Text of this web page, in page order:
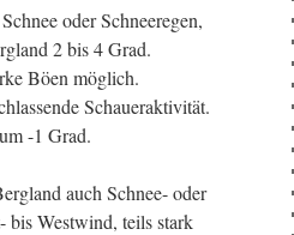
oder Schneeregen,
2 bis 4 Grad.
Böen möglich.
Schaueraktivität.
-1 Grad.
auch Schnee- oder
bis Westwind, teils stark